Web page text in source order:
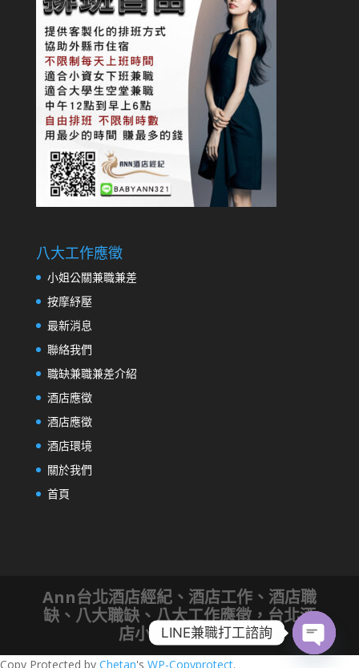
八大工作應徵
小姐公關兼職兼差
按摩紓壓
最新消息
聯絡我們
職缺兼職兼差介紹
酒店應徵
酒店應徵
酒店環境
關於我們
首頁
Ann台北酒店經紀、酒店工作、酒店職
缺、八大職缺、八大工作應徵，台北酒
店小姐應徵│SEO
Copy Protected by Chetan's WP-Copyprotect.
LINE兼職打工諮詢